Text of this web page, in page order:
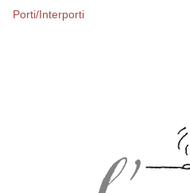
NAUTICA
Porti/Interporti